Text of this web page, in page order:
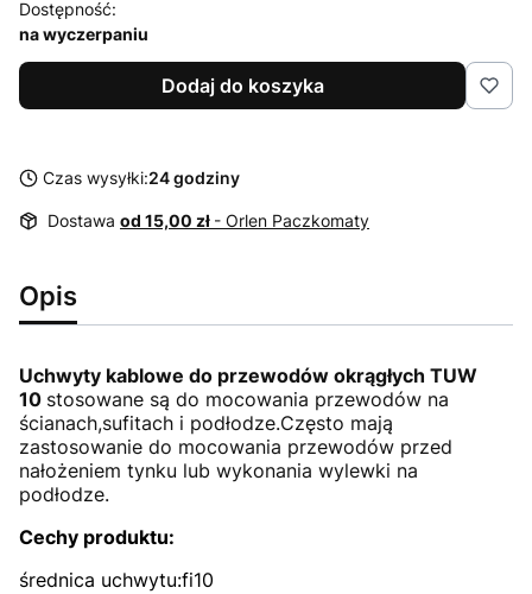
Dostępność:
na wyczerpaniu
Dodaj do koszyka
Czas wysyłki:24 godziny
Dostawa od 15,00 zł - Orlen Paczkomaty
Opis
Uchwyty kablowe do przewodów okrągłych TUW
10 stosowane są do mocowania przewodów na
ścianach,sufitach i podłodze.Często mają
zastosowanie do mocowania przewodów przed
nałożeniem tynku lub wykonania wylewki na
podłodze.
Cechy produktu:
średnica uchwytu:fi10